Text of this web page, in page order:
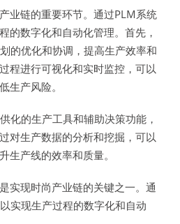
业链的重要环节。通过PLM系统
的数字化和自动化管理。首先，
的优化和协调，提高生产效率和
程进行可视化和实时监控，可以
生产风险。
化的生产工具和辅助决策功能，
对生产数据的分析和挖掘，可以
生产线的效率和质量。
实现时尚产业链的关键之一。通
实现生产过程的数字化和自动